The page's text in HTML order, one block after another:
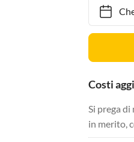
Costi
Si prega
in merito,